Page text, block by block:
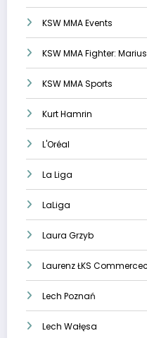
KSW MMA Events
KSW MMA Fighter:
KSW MMA Sports
Kurt Hamrin
L'Oréal
La Liga
LaLiga
Laura Grzyb
Laurenz ŁKS
Lech Poznań
Lech Wałęsa